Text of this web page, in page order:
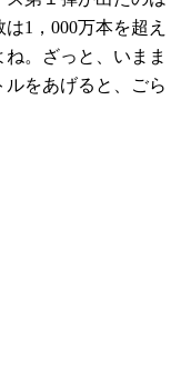
1，000万本を超え
。ざっと、いまま
をあげると、ごら